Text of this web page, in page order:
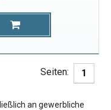
Seiten: 1
an gewerbliche